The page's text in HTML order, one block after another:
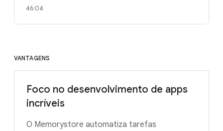
46:04
VANTAGENS
Foco no desenvolvimento de apps
incríveis
O Memorystore automatiza tarefas